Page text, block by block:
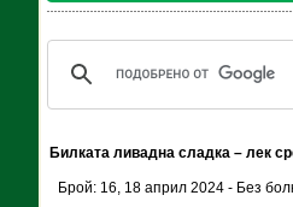
Билката ливадна сладка – лек
Брой: 16, 18 април 2024 - Без